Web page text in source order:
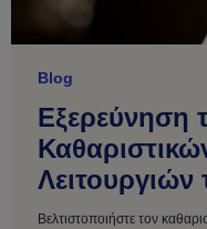
Blog
Εξερεύνηση
Λειτουργιών
Βελτιστοποιήστε τον